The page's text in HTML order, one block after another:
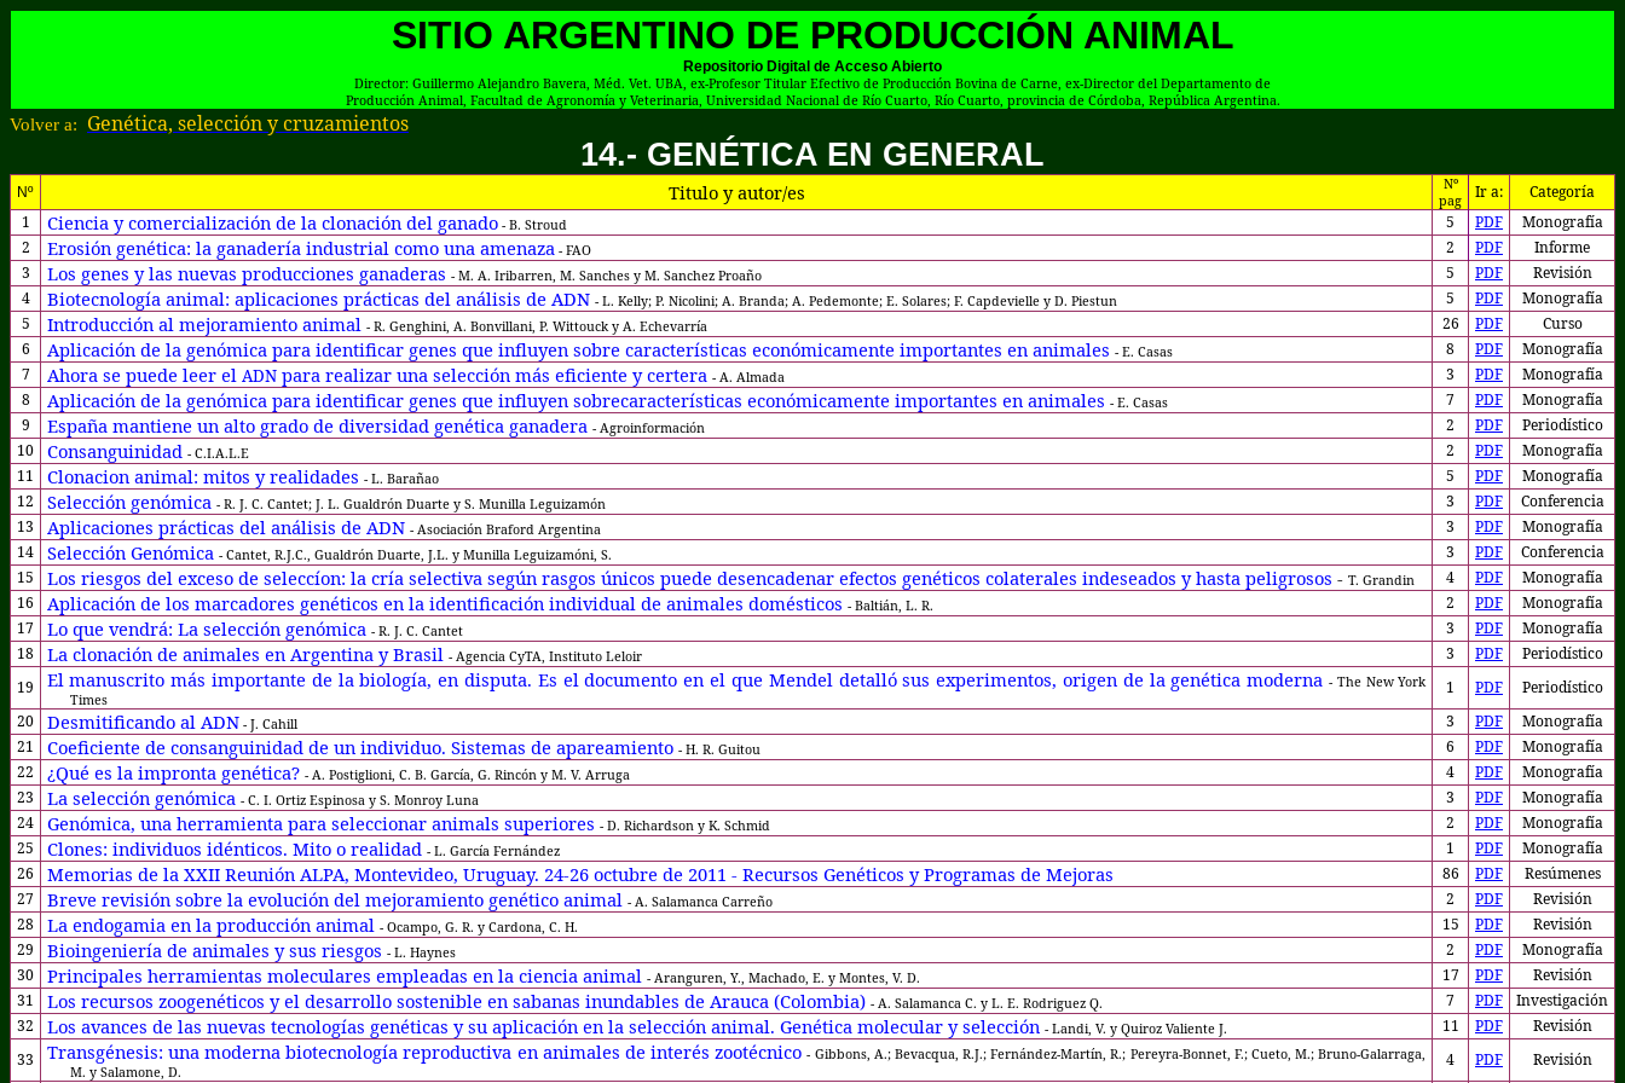
SITIO ARGENTINO DE PRODUCCIÓN ANIMAL
Repositorio Digital de Acceso Abierto
Director: Guillermo Alejandro Bavera, Méd. Vet. UBA, ex-Profesor Titular Efectivo de Producción Bovina de Carne, ex-Director del Departamento de
Producción Animal, Facultad de Agronomía y Veterinaria, Universidad Nacional de Río Cuarto, Río Cuarto, provincia de Córdoba, República Argentina.
Volver a: Genética, selección y cruzamientos
14.- GENÉTICA EN GENERAL
Nº Titulo y autor/es
Nº
pag
Ir a:
Categoría
1
Ciencia y comercialización de la clonación del ganado- B. Stroud 5 PDF
Monografía
2
Erosión genética: la ganadería industrial como una amenaza- FAO 2 PDF
Informe
3
Los genes y las nuevas producciones ganaderas - M. A. Iribarren, M. Sanches y M. Sanchez Proaño 5 PDF
Revisión
4
Biotecnología animal: aplicaciones prácticas del análisis de ADN - L. Kelly; P. Nicolini; A. Branda; A. Pedemonte; E. Solares; F. Capdevielle y D. Piestun 5 PDF
Monografía
5
Introducción al mejoramiento animal - R. Genghini, A. Bonvillani, P. Wittouck y A. Echevarría 26 PDF
Curso
6
Aplicación de la genómica para identificar genes que influyen sobre características económicamente importantes en animales - E. Casas 8 PDF
Monografía
7
Ahora se puede leer el ADNpara realizar una selección más eficiente y certera - A. Almada 3 PDF
Monografía
8
Aplicación de la genómica para identificar genes que influyen sobrecaracterísticas económicamente importantes en animales - E. Casas 7 PDF
Monografía
9
España mantiene un alto grado de diversidad genética ganadera - Agroinformación 2 PDF
Periodístico
10
Consanguinidad - C.I.A.L.E 2 PDF
Monografía
11
Clonacion animal: mitos y realidades - L. Barañao 5 PDF
Monografía
12
Selección genómica - R. J. C. Cantet; J. L. Gualdrón Duarte y S. Munilla Leguizamón 3 PDF
Conferencia
13
Aplicaciones prácticas del análisis de ADN - Asociación Braford Argentina 3 PDF
Monografía
14
Selección Genómica - Cantet, R.J.C., Gualdrón Duarte, J.L. y Munilla Leguizamóni, S. 3 PDF
Conferencia
15
Los riesgos del exceso de seleccíon: la cría selectiva según rasgos únicos puede desencadenar efectos genéticos colaterales indeseados y hasta peligrosos - T. Grandin 4 PDF
Monografía
16
Aplicación de los marcadores genéticos en la identificación individual de animales domésticos - Baltián, L. R. 2 PDF
Monografía
17
Lo que vendrá: La selección genómica - R. J. C. Cantet 3 PDF
Monografía
18
La clonación de animales en Argentina y Brasil - Agencia CyTA, Instituto Leloir 3 PDF
Periodístico
19
El manuscrito más importante de la biología, en disputa. Es el documento en el que Mendel detalló sus experimentos, origen de la genética moderna - The New York
Times
1 PDF
Periodístico
20
Desmitificando al ADN - J. Cahill 3 PDF
Monografía
21
Coeficiente de consanguinidad de un individuo. Sistemas de apareamiento - H. R. Guitou 6 PDF
Monografía
22
¿Qué es la impronta genética? - A. Postiglioni, C. B. García, G. Rincón y M. V. Arruga 4 PDF
Monografía
23
La selección genómica - C. I. Ortiz Espinosa y S. Monroy Luna 3 PDF
Monografía
24
Genómica, una herramienta para seleccionar animals superiores - D. Richardson y K. Schmid 2 PDF
Monografía
25
Clones: individuos idénticos. Mito o realidad - L. García Fernández 1 PDF
Monografía
26
Memorias de la XXII Reunión ALPA, Montevideo, Uruguay. 24‐26 octubre de 2011 - Recursos Genéticos y Programas de Mejoras 86 PDF
Resúmenes
27
Breve revisión sobre la evolución del mejoramiento genético animal - A. Salamanca Carreño 2 PDF
Revisión
28
La endogamia en la producción animal - Ocampo, G. R. y Cardona, C. H. 15 PDF
Revisión
29
Bioingeniería de animales y sus riesgos - L. Haynes 2 PDF
Monografía
30
Principales herramientas moleculares empleadas en la ciencia animal - Aranguren, Y., Machado, E. y Montes, V. D. 17 PDF
Revisión
31
Los recursos zoogenéticos y el desarrollo sostenible en sabanas inundables de Arauca (Colombia) - A. Salamanca C. y L. E. Rodriguez Q. 7 PDF
Investigación
32
Los avances de las nuevas tecnologías genéticas y su aplicación en la selección animal. Genética molecular y selección - Landi, V. y Quiroz Valiente J. 11 PDF
Revisión
33
Transgénesis: una moderna biotecnología reproductiva en animales de interés zootécnico- Gibbons, A.; Bevacqua, R.J.; Fernández-Martín, R.; Pereyra-Bonnet, F.; Cueto, M.; Bruno-Galarraga,
M. y Salamone, D.
4 PDF
Revisión